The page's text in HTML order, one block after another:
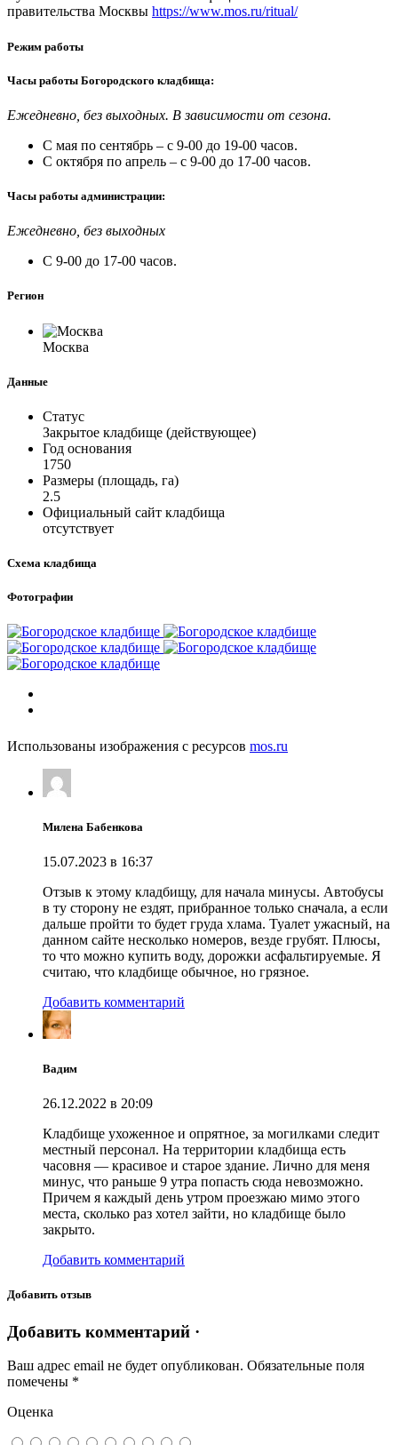
правительства Москвы https://www.mos.ru/ritual/
Режим работы
Часы работы Богородского кладбища:
Ежедневно, без выходных. В зависимости от сезона.
С мая по сентябрь – с 9-00 до 19-00 часов.
С октября по апрель – с 9-00 до 17-00 часов.
Часы работы администрации:
Ежедневно, без выходных
С 9-00 до 17-00 часов.
Регион
Москва
Данные
Статус
Закрытое кладбище (действующее)
Год основания
1750
Размеры (площадь, га)
2.5
Официальный сайт кладбища
отсутствует
Схема кладбища
Фотографии
Использованы изображения с ресурсов mos.ru
Милена Бабенкова
15.07.2023 в 16:37
Отзыв к этому кладбищу, для начала минусы. Автобусы
в ту сторону не ездят, прибранное только сначала, а если
дальше пройти то будет груда хлама. Туалет ужасный, на
данном сайте несколько номеров, везде грубят. Плюсы,
то что можно купить воду, дорожки асфальтируемые. Я
считаю, что кладбище обычное, но грязное.
Добавить комментарий
Вадим
26.12.2022 в 20:09
Кладбище ухоженное и опрятное, за могилками следит
местный персонал. На территории кладбища есть
часовня — красивое и старое здание. Лично для меня
минус, что раньше 9 утра попасть сюда невозможно.
Причем я каждый день утром проезжаю мимо этого
места, сколько раз хотел зайти, но кладбище было
закрыто.
Добавить комментарий
Добавить отзыв
Добавить комментарий ·
Ваш адрес email не будет опубликован. Обязательные поля
помечены *
Оценка